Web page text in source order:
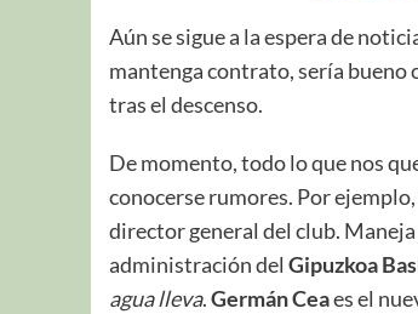
Aún se sigue a la espera de
mantenga contrato, sería bueno
tras el descenso.
De momento, todo lo que nos
conocerse rumores. Por
director general del club.
administración del Gipuzkoa
agua lleva.Germán Ceaes el